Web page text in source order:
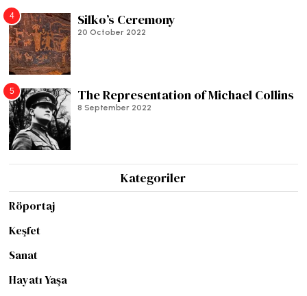
4 Silko’s Ceremony
20 October 2022
5 The Representation of Michael Collins
8 September 2022
Kategoriler
Röportaj
Keşfet
Sanat
Hayatı Yaşa